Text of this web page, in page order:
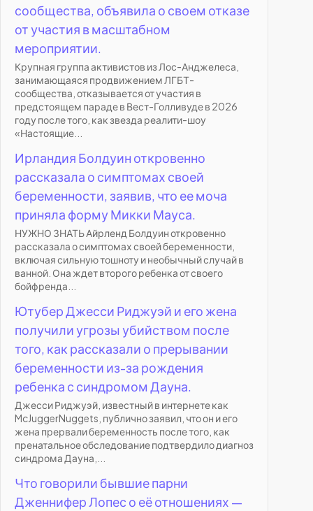
сообщества, объявила о своем отказе
от участия в масштабном
мероприятии.
Крупная группа активистов из Лос-Анджелеса,
занимающаяся продвижением ЛГБТ-
сообщества, отказывается от участия в
предстоящем параде в Вест-Голливуде в 2026
году после того, как звезда реалити-шоу
«Настоящие...
Ирландия Болдуин откровенно
рассказала о симптомах своей
беременности, заявив, что ее моча
приняла форму Микки Мауса.
НУЖНО ЗНАТЬ Айрленд Болдуин откровенно
рассказала о симптомах своей беременности,
включая сильную тошноту и необычный случай в
ванной. Она ждет второго ребенка от своего
бойфренда...
Ютубер Джесси Риджуэй и его жена
получили угрозы убийством после
того, как рассказали о прерывании
беременности из-за рождения
ребенка с синдромом Дауна.
Джесси Риджуэй, известный в интернете как
McJuggerNuggets, публично заявил, что он и его
жена прервали беременность после того, как
пренатальное обследование подтвердило диагноз
синдрома Дауна,...
Что говорили бывшие парни
Дженнифер Лопес о её отношениях —